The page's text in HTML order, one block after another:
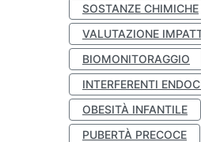
SOSTANZE CHIMICHE
VALUTAZIONE
BIOMONITORAGGIO
INTERFERENTI
OBESITÀ INFANTILE
PUBERTÀ PRECOCE